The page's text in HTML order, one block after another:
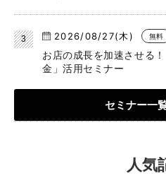
2026/08/27(木) 無料
お店の成長を加速させる
金」活用セミナー
セミナー一
人気